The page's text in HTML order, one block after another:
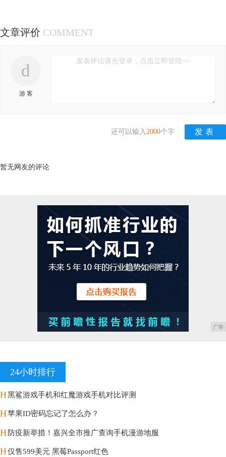
文章评价 COMMENT
d
游 客
发表评论请先登录，点击立即登陆>>
还可以输入 2000个字
暂无网友的评论
广告
24小时排行
H黑鲨游戏手机和红魔游戏手机对比评测
H苹果ID密码忘记了怎么办？
H防疫新举措！嘉兴全市推广查询手机漫游地服
H仅售599美元 黑莓Passport红色